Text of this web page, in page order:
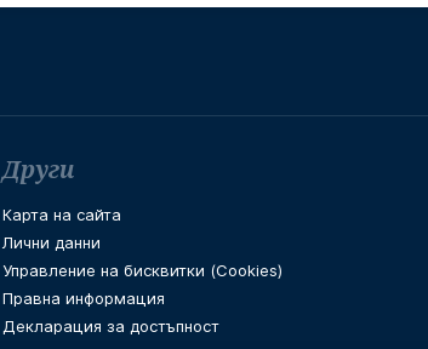
Други
Карта на сайта
Лични данни
Управление на бисквитки (Cookies)
Правна информация
Декларация за достъпност